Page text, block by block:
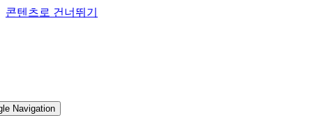
콘텐츠로 건너뛰기
Navigation